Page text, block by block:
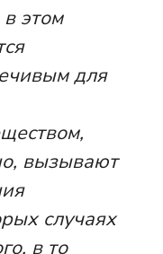
этом
для
вызывают
случаях
в то